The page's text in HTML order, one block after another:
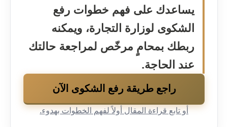
يساعدك على فهم خطوات رفع
الشكوى لوزارة التجارة، ويمكنه
ربطك بمحامٍ مرخّص لمراجعة حالتك
عند الحاجة.
راجع طريقة رفع الشكوى الآن
أو تابع قراءة المقال أولاً لفهم الخطوات بهدوء.